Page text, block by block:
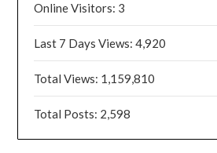
Online Visitors: 3
Last 7 Days Views:4,920
Total Views: 1,159,810
Total Posts: 2,598